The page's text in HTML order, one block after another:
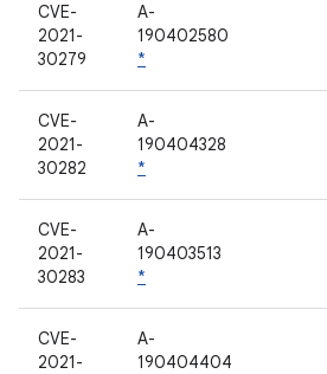
CVE-
2021-
30279
A-
190402580
*
CVE-
2021-
30282
A-
190404328
*
CVE-
2021-
30283
A-
190403513
*
CVE-
2021-
A-
190404404